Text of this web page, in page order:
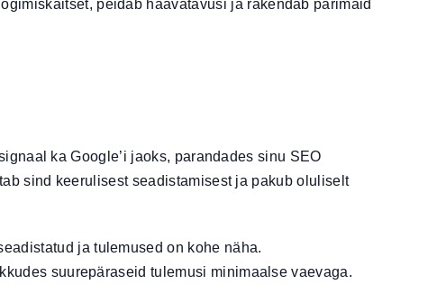
peidab haavatavusi ja rakendab parimaid
ka Google’i jaoks, parandades sinu SEO
sind keerulisest seadistamisest ja pakub oluliselt
ja tulemused on kohe näha.
suurepäraseid tulemusi minimaalse vaevaga.